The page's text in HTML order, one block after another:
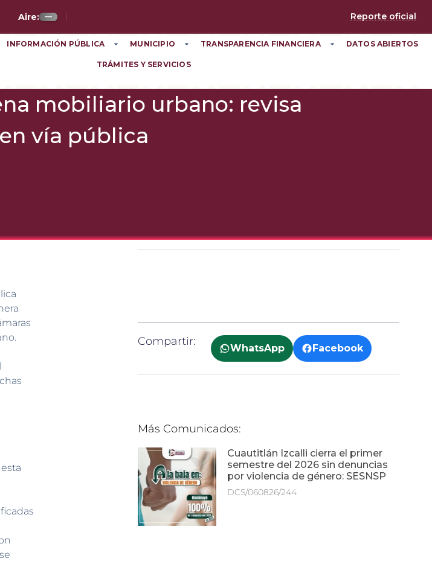
Aire: — Reporte oficial
INFORMACIÓN PÚBLICA MUNICIPIO TRANSPARENCIA FINANCIERA DATOS ABIERTOS
TRÁMITES Y SERVICIOS
mobiliario urbano: revisa
vía pública
Compartir:
WhatsApp Facebook
Más Comunicados:
Cuautitlán Izcalli cierra el primer
semestre del 2026 sin denuncias
por violencia de género: SESNSP
DCS/060826/244